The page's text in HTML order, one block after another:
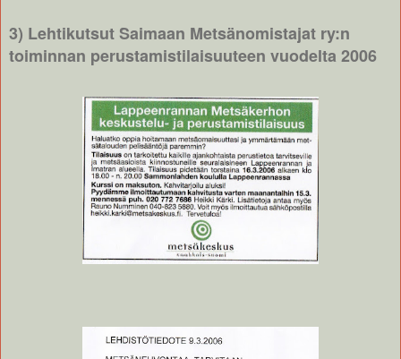
3) Lehtikutsut Saimaan Metsänomistajat ry:n
toiminnan perustamistilaisuuteen vuodelta 2006